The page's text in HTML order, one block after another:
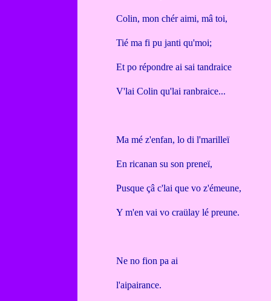
Colin, mon chér aimi, mâ toi,
Tié ma fi pu janti qu'moi;
Et po répondre ai sai tandraice
V'lai Colin qu'lai ranbraice...
Ma mé z'enfan, lo di l'marilleï
En ricanan su son preneï,
Pusque çâ c'lai que vo z'émeune,
Y m'en vai vo craülay lé preune.
Ne no fion pa ai
l'aipairance.